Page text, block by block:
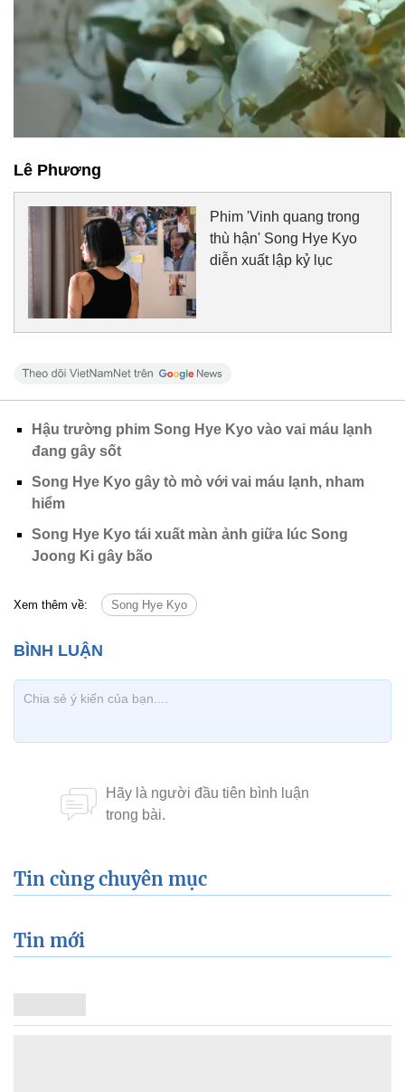
Lê Phương
Phim 'Vinh quang trong
thù hận' Song Hye Kyo
diễn xuất lập kỷ lục
Hậu trường phim Song Hye Kyo vào vai máu lạnh
đang gây sốt
Song Hye Kyo gây tò mò với vai máu lạnh, nham
hiểm
Song Hye Kyo tái xuất màn ảnh giữa lúc Song
Joong Ki gây bão
Xem thêm về: Song Hye Kyo
Tin cùng chuyên mục
Tin mới